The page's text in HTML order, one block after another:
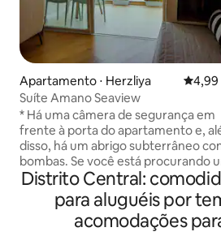
Apartamento ⋅ Herzliya 4,99
4,99
Suíte Amano Seaview
* Há uma câmera de segurança em
frente à porta do apartamento e,
disso, há um abrigo subterrâneo
bombas. Se você está procurando um
lugar para trabalhar, descansar,
mimar-se ou apenas fugir de tudo
você encontrará tudo aqui. O
apartamento é uma suíte espaçosa
Distrito Central:
para aluguéis por
acomodações